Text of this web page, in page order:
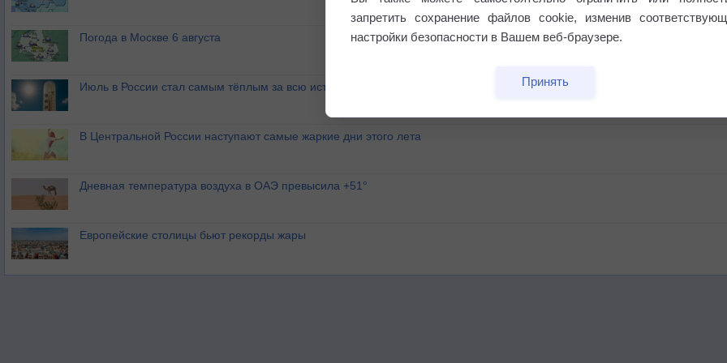
Погода в Москве 6 августа
Июль в России стал самым тёплым за всю историю
В Центральной России наступают самые жаркие дни этого лета
Дневная температура воздуха в ОАЭ превысила +51°
Европейские столицы бьют рекорды жары
запретить сохранение файлов cookie, изменив
настройки безопасности в Вашем веб-браузере.
Принять